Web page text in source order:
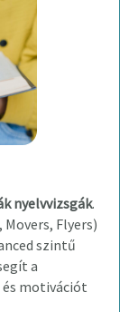
nyelvvizsgák.
Flyers)
szintű
a
motivációt